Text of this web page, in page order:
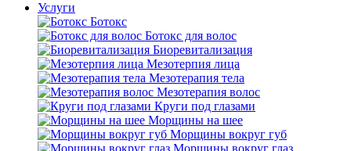
Услуги
Ботокс
Ботокс для волос
Биоревитализация
Мезотерпия лица
Мезотерапия тела
Мезотерапия волос
Круги под глазами
Морщины на шее
Морщины вокруг губ
Морщины вокруг глаз